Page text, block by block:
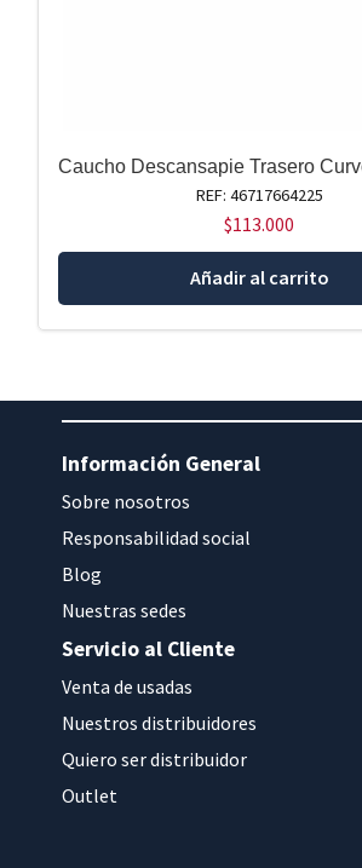
Caucho Descansapie Trasero
REF: 46717664225
$113.000
Añadir al carrito
Información General
Sobre nosotros
Responsabilidad social
Blog
Nuestras sedes
Servicio al Cliente
Venta de usadas
Nuestros distribuidores
Quiero ser distribuidor
Outlet